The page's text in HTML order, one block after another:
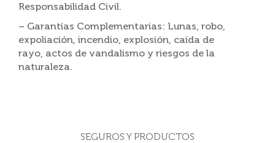
Responsabilidad Civil.
– Garantías Complementarias: Lunas, robo,
expoliación, incendio, explosión, caída de
rayo, actos de vandalismo y riesgos de la
naturaleza.
SEGUROS Y PRODUCTOS